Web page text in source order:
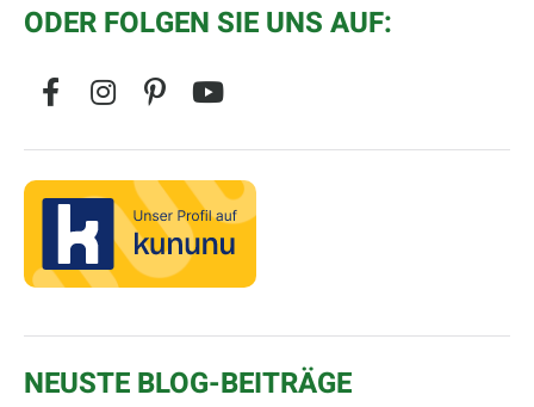
ODER FOLGEN SIE UNS AUF:
NEUSTE BLOG-BEITRÄGE